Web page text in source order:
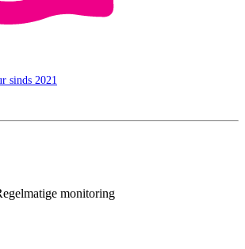
sinds 2021
monitoring